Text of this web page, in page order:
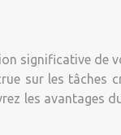
significative de
sur les tâches
les avantages